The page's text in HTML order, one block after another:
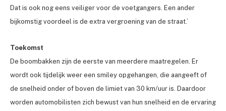
Dat is ook nog eens veiliger voor de voetgangers. Een ander
bijkomstig voordeel is de extra vergroening van de straat.’
Toekomst
De boombakken zijn de eerste van meerdere maatregelen. Er
wordt ook tijdelijk weer een smiley opgehangen, die aangeeft of
de snelheid onder of boven de limiet van 30 km/uur is. Daardoor
worden automobilisten zich bewust van hun snelheid en de ervaring